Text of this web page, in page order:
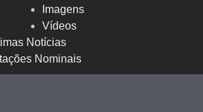
Imagens
Vídeos
Notícias
Nominais